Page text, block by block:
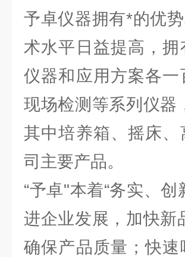
予卓仪器拥有*的优
术水平日益提高，
仪器和应用方案各
现场检测等系列仪器
其中培养箱、摇床
司主要产品。
“予卓"本着“务实、
进企业发展，加快新
确保产品质量；快